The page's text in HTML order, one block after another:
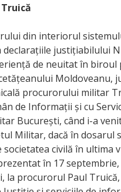
din interiorul
justițiabilului
de neuitat în
Moldoveanu,
procurorului militar
de Informații și cu
București, când i-a
Militar, dacă în dosarul
civilă în ultima
în 17 septembrie,
la procurorul Paul